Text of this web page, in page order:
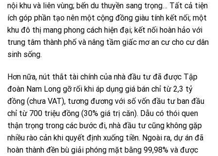
nội khu và liên vùng; bến du thuyền sang trọng… Tất cả tiện
ích góp phần tạo nên một cộng đồng giàu tính kết nối; một
khu đô thị mang phong cách hiện đại; kết nối hoàn hảo với
trung tâm thành phố và nâng tầm giấc mơ an cư cho cư dân
sinh sống.
Hơn nữa, nút thắt tài chính của nhà đầu tư đã được Tập
đoàn Nam Long gỡ rối khi áp dụng giá bán chỉ từ 2,3 tỷ
đồng (chưa VAT), tương đương với số vốn đầu tư ban đầu
chỉ từ 700 triệu đồng (30% giá trị căn). Dẫu có thói quen
thận trọng trong các bước đi, nhà đầu tư cũng không gặp
nhiều rào cản khi quyết định xuống tiền. Ngoài ra, dự án đã
hoàn thành đền bù giải phóng mặt bằng 99,98% và được